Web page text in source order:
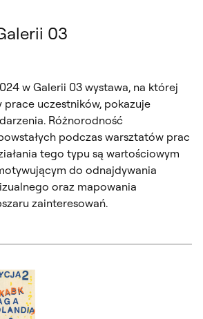
03
w Galerii 03 wystawa, na której
prace uczestników, pokazuje
Różnorodność
podczas warsztatów prac
tego typu są wartościowym
do odnajdywania
oraz mapowania
zainteresowań.